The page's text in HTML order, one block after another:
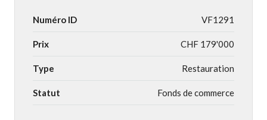
Numéro ID VF1291
Prix CHF 179'000
Type Restauration
Statut Fonds de commerce